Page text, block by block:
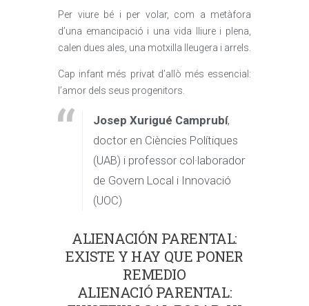
Per viure bé i per volar, com a metàfora
d’una emancipació i una vida lliure i plena,
calen dues ales, una motxilla lleugera i arrels.
Cap infant més privat d’allò més essencial:
l’amor dels seus progenitors.
Josep Xurigué Camprubí,
doctor en Ciències Polítiques
(UAB) i professor col·laborador
de Govern Local i Innovació
(UOC)
ALIENACIÓN PARENTAL:
EXISTE Y HAY QUE PONER
REMEDIO
ALIENACIÓ PARENTAL: